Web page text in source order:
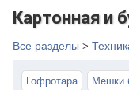
Картонная и
Все разделы >
Гофротара Мешки